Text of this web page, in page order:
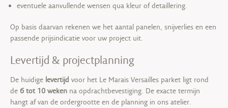
eventuele aanvullende wensen qua kleur of detaillering.
Op basis daarvan rekenen we het aantal panelen, snijverlies en een
passende prijsindicatie voor uw project uit.
Levertijd & projectplanning
De huidige levertijd voor het Le Marais Versailles parket ligt rond
de 6 tot 10 weken na opdrachtbevestiging. De exacte termijn
hangt af van de ordergrootte en de planning in ons atelier.